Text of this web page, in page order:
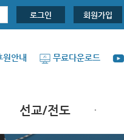
로그인 회원가입
원안내 무료다운로드
선교/전도